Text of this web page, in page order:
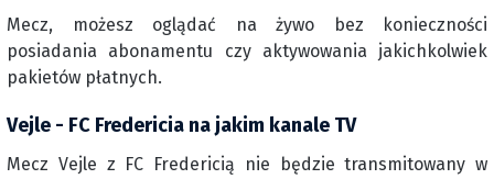
Mecz, możesz oglądać na żywo bez konieczności
posiadania abonamentu czy aktywowania jakichkolwiek
pakietów płatnych.
Vejle - FC Fredericia na jakim kanale TV
Mecz Vejle z FC Fredericią nie będzie transmitowany w